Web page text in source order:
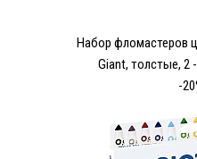
Набор фломастеров
Giant, толстые, 2
-